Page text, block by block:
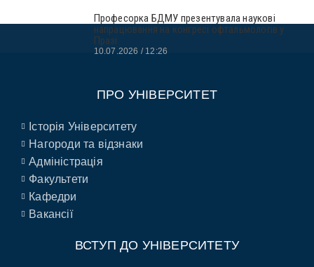
Професорка БДМУ презентувала наукові
напрацювання на конгресі офтальмологів у
Празі
10.07.2026 12:26
ПРО УНІВЕРСИТЕТ
Історія Університету
Нагороди та відзнаки
Адміністрація
Факультети
Кафедри
Вакансії
ВСТУП ДО УНІВЕРСИТЕТУ